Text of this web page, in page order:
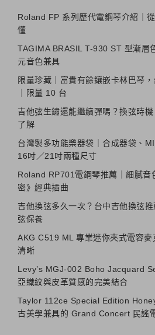
Roland FP 系列歷代電鋼琴介紹｜
懂
TAGIMA BRASIL T-930 ST 型漸層
元音色兼具
限量珍藏｜富貴有餘鑲嵌卡林巴琴
｜限量 10 台
吉他弦生鏽還能繼續彈嗎？換弦時
了解
台灣製多功能樂器袋｜合成器袋、
16吋／21吋兩種尺寸
Roland RP701電鋼琴推薦｜細膩音
密》經典插曲
吉他換弦多久一次？台中吉他換弦
弦保養
AKG C519 ML 專業迷你夾式電容
清晰
Levy’s MGJ-002 Boho Jacquard
亞織紋與皮革質感的完美結合
Taylor 112ce Special Edition
古美學兼具的 Grand Concert 民謠